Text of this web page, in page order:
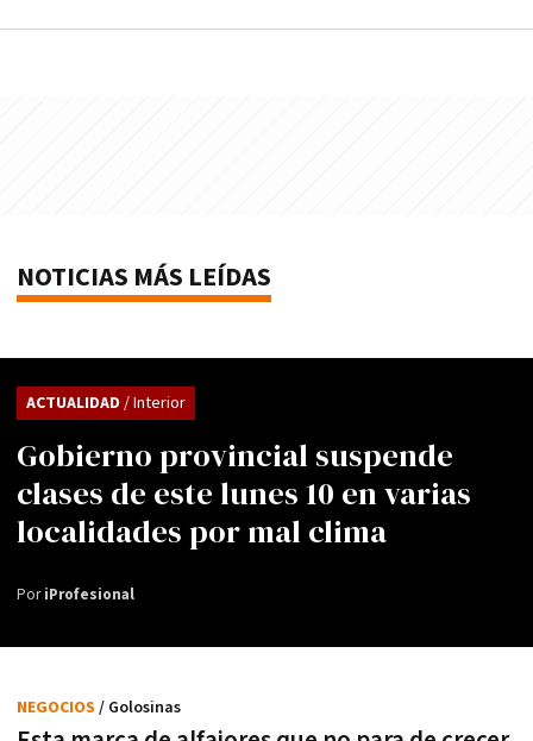
NOTICIAS MÁS LEÍDAS
Gobierno provincial suspende
clases de este lunes 10 en varias
localidades por mal clima
ACTUALIDAD / Interior
PoriProfesional
NEGOCIOS / Golosinas